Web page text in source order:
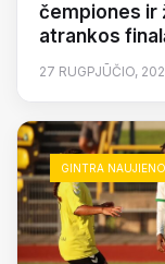
čempiones ir
atrankos
27 RUGPJŪČIO,
GINTRA